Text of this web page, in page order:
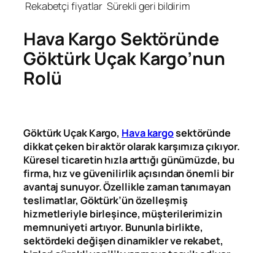
Rekabetçi fiyatlar Sürekli geri bildirim
Hava Kargo Sektöründe
Göktürk Uçak Kargo’nun
Rolü
Göktürk Uçak Kargo, Hava kargosektöründe
dikkat çeken bir aktör olarak karşımıza çıkıyor.
Küresel ticaretin hızla arttığı günümüzde, bu
firma, hız ve güvenilirlik açısından önemli bir
avantaj sunuyor. Özellikle zaman tanımayan
teslimatlar, Göktürk’ün özelleşmiş
hizmetleriyle birleşince, müşterilerimizin
memnuniyeti artıyor. Bununla birlikte,
sektördeki değişen dinamikler ve rekabet,